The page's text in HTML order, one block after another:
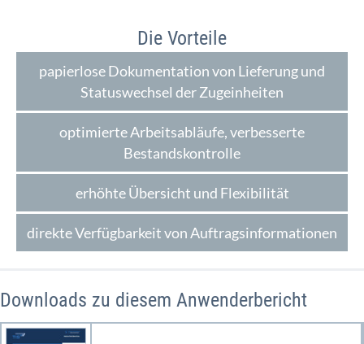
Die Vorteile
papierlose Dokumentation von Lieferung und
Statuswechsel der Zugeinheiten
optimierte Arbeitsabläufe, verbesserte
Bestandskontrolle
erhöhte Übersicht und Flexibilität
direkte Verfügbarkeit von Auftragsinformationen
Downloads zu diesem Anwenderbericht